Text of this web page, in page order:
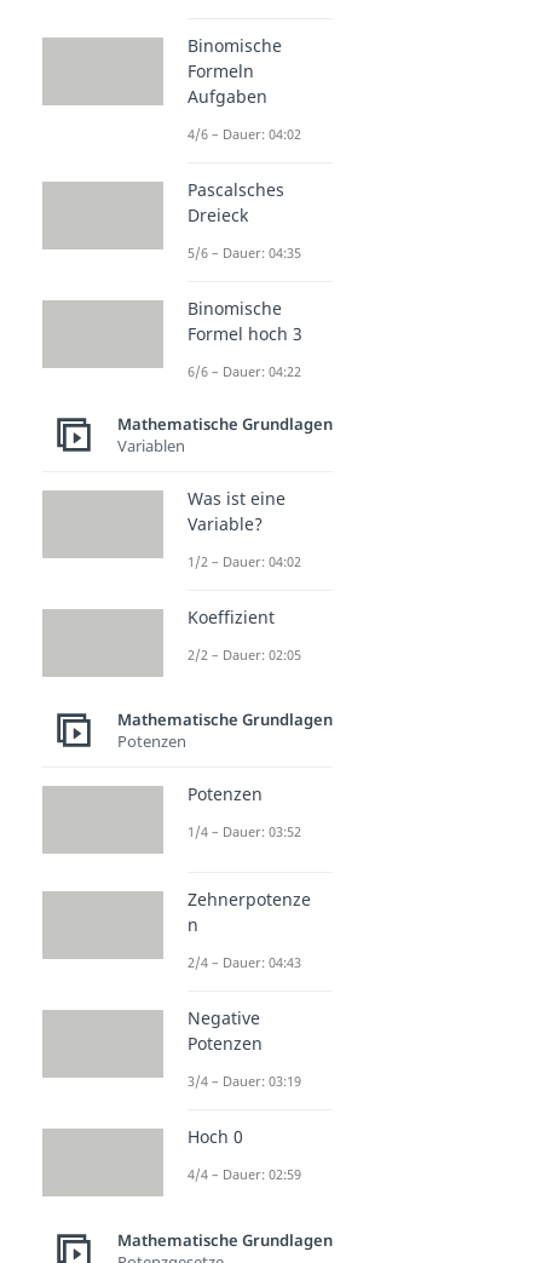
Binomische
Formeln
Aufgaben
4/6 – Dauer: 04:02
Pascalsches
Dreieck
5/6 – Dauer: 04:35
Binomische
Formel hoch 3
6/6 – Dauer: 04:22
Mathematische Grundlagen
Variablen
Was ist eine
Variable?
1/2 – Dauer: 04:02
Koeffizient
2/2 – Dauer: 02:05
Mathematische Grundlagen
Potenzen
Potenzen
1/4 – Dauer: 03:52
Zehnerpotenze
n
2/4 – Dauer: 04:43
Negative
Potenzen
3/4 – Dauer: 03:19
Hoch 0
4/4 – Dauer: 02:59
Mathematische Grundlagen